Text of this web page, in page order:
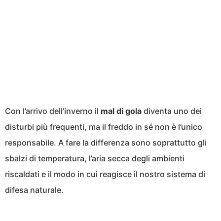
Con l’arrivo dell’inverno il mal di gola diventa uno dei
disturbi più frequenti, ma il freddo in sé non è l’unico
responsabile. A fare la differenza sono soprattutto gli
sbalzi di temperatura, l’aria secca degli ambienti
riscaldati e il modo in cui reagisce il nostro sistema di
difesa naturale.